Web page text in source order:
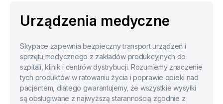
Urządzenia medyczne
Skypace zapewnia bezpieczny transport urządzeń i
sprzętu medycznego z zakładów produkcyjnych do
szpitali, klinik i centrów dystrybucji. Rozumiemy znaczenie
tych produktów w ratowaniu życia i poprawie opieki nad
pacjentem, dlatego gwarantujemy, że wszystkie wysyłki
są obsługiwane z najwyższą starannością zgodnie z